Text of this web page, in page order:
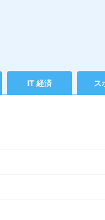
IT 経済 ス